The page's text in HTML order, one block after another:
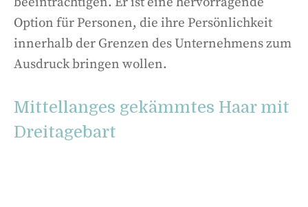
Option für Personen, die ihre Persönlichkeit
innerhalb der Grenzen des Unternehmens zum
Ausdruck bringen wollen.
Mittellanges gekämmtes Haar mit
Dreitagebart